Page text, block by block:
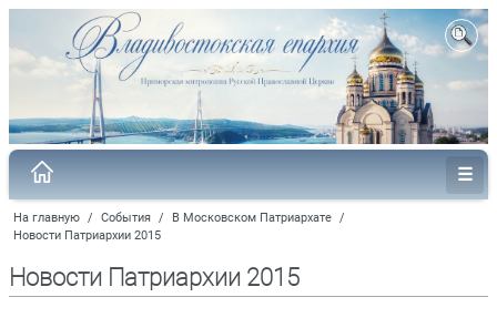
На главную / События / В Московском Патриархате /
Новости Патриархии 2015
Новости Патриархии 2015